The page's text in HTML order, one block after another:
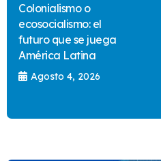
Colonialismo o
ecosocialismo: el
futuro que se juega
América Latina
Agosto 4, 2026